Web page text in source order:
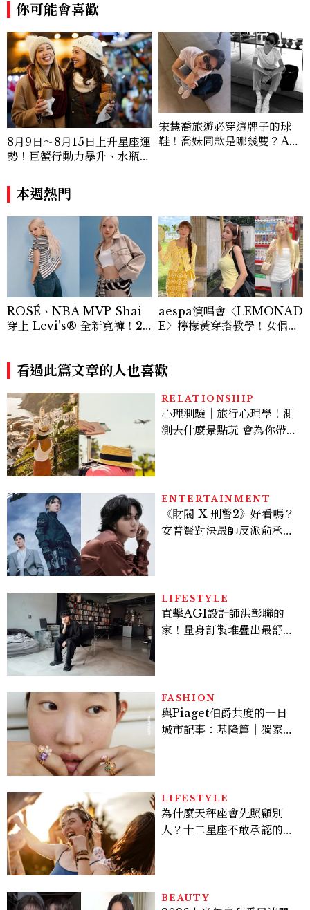
你可能會喜歡
8月9日～8月15日上升星座運
勢！巨蟹行動力暴升、水瓶迎
宋慧喬旅遊必穿這牌子的球
鞋！喬妹同款是哪幾雙？AU
本週熱門
ROSÉ、NBA MVP Shai
穿上 Levi’s® 全新寬褲！20
aespa演唱會〈LEMONAD
E〉檸檬黃穿搭教學！女偶像
看過此篇文章的人也喜歡
RELATIONSHIP
心理測驗｜旅行心理學！測
測去什麼景點玩 會為你帶來
ENTERTAINMENT
《財閥 X 刑警2》好看嗎？
安普賢對決最帥反派俞承
多大？
LIFESTYLE
直擊AGI設計師洪彰聯的
家！量身訂製堆疊出最舒適
FASHION
與Piaget伯爵共度的一日
城市記事：基隆篇｜獨家影
LIFESTYLE
為什麼天秤座會先照顧別
人？十二星座不敢承認的一
BEAUTY